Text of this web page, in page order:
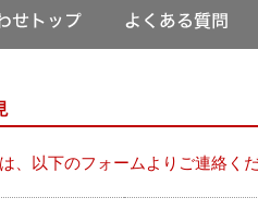
、以下のフォームよりご連絡く